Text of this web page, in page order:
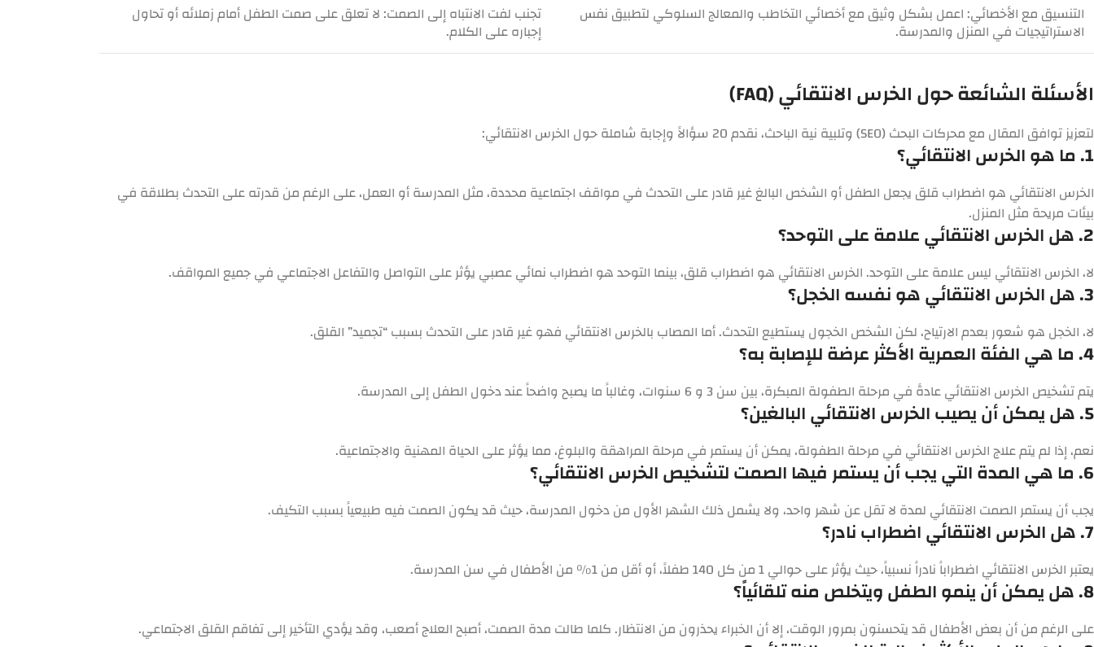
التنسيق مع الأخصائي: اعمل بشكل وثيق مع أخصائي التخاطب والمعالج السلوكي لتطبيق نفس
الاستراتيجيات في المنزل والمدرسة.
تجنب لفت الانتباه إلى الصمت: لا تعلق على صمت الطفل أمام زملائه أو تحاول
إجباره على الكلام.
الأسئلة الشائعة حول الخرس الانتقائي (FAQ)
لتعزيز توافق المقال مع محركات البحث (SEO) وتلبية نية الباحث، نقدم 20 سؤالاً وإجابة شاملة حول الخرس الانتقائي:
1. ما هو الخرس الانتقائي؟
الخرس الانتقائي هو اضطراب قلق يجعل الطفل أو الشخص البالغ غير قادر على التحدث في مواقف اجتماعية محددة، مثل المدرسة أو العمل، على الرغم من قدرته على التحدث بطلاقة في
بيئات مريحة مثل المنزل.
2. هل الخرس الانتقائي علامة على التوحد؟
لا، الخرس الانتقائي ليس علامة على التوحد. الخرس الانتقائي هو اضطراب قلق، بينما التوحد هو اضطراب نمائي عصبي يؤثر على التواصل والتفاعل الاجتماعي في جميع المواقف.
3. هل الخرس الانتقائي هو نفسه الخجل؟
لا، الخجل هو شعور بعدم الارتياح، لكن الشخص الخجول يستطيع التحدث. أما المصاب بالخرس الانتقائي فهوغير قادرعلى التحدث بسبب “تجميد” القلق.
4. ما هي الفئة العمرية الأكثر عرضة للإصابة به؟
يتم تشخيص الخرس الانتقائي عادةً في مرحلة الطفولة المبكرة، بين سن 3 و 6 سنوات، وغالباً ما يصبح واضحاً عند دخول الطفل إلى المدرسة.
5. هل يمكن أن يصيب الخرس الانتقائي البالغين؟
نعم، إذا لم يتم علاج الخرس الانتقائي في مرحلة الطفولة، يمكن أن يستمر في مرحلة المراهقة والبلوغ، مما يؤثر على الحياة المهنية والاجتماعية.
6. ما هي المدة التي يجب أن يستمر فيها الصمت لتشخيص الخرس الانتقائي؟
يجب أن يستمر الصمت الانتقائي لمدة لا تقل عن شهر واحد، ولا يشمل ذلك الشهر الأول من دخول المدرسة، حيث قد يكون الصمت فيه طبيعياً بسبب التكيف.
7. هل الخرس الانتقائي اضطراب نادر؟
يعتبر الخرس الانتقائي اضطراباً نادراً نسبياً، حيث يؤثر على حوالي 1 من كل 140 طفلاً، أو أقل من 1% من الأطفال في سن المدرسة.
8. هل يمكن أن ينمو الطفل ويتخلص منه تلقائياً؟
على الرغم من أن بعض الأطفال قد يتحسنون بمرور الوقت، إلا أن الخبراء يحذرون من الانتظار. كلما طالت مدة الصمت، أصبح العلاج أصعب، وقد يؤدي التأخير إلى تفاقم القلق الاجتماعي.